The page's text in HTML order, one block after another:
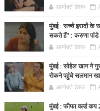
आर्यावर्त डेस्क
मुंबई : सच्चे इरादों के
सकते हैं” : करुणा पांडे
आर्यावर्त डेस्क
मुंबई : सोहेल खान ने
रोकने पहुंचे सलमान
आर्यावर्त डेस्क
मुंबई : फीफा वर्ल्ड